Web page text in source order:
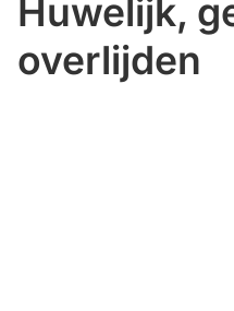
Huwelijk,
overlijden